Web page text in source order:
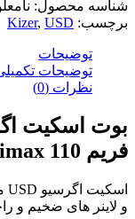
نامعلوم دسته:
Kizer,USD
تکمیلی
های ضخیم و راحت